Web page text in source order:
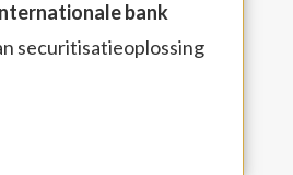
bank
securitisatieoplossing